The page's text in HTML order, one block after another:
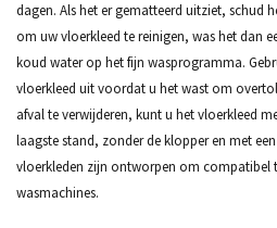
dagen. Als het er gematteerd uitziet, schud
om uw vloerkleed te reinigen, was het dan
koud water op het fijn wasprogramma.
vloerkleed uit voordat u het wast om
afval te verwijderen, kunt u het vloerkleed
laagste stand, zonder de klopper en met
vloerkleden zijn ontworpen om compatibel
wasmachines.